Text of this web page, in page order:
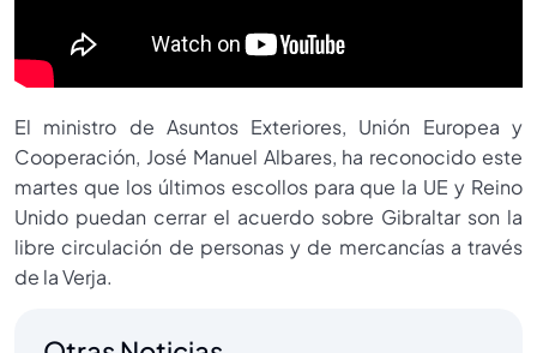
El ministro de Asuntos Exteriores, Unión Europea y
Cooperación, José Manuel Albares, ha reconocido este
martes que los últimos escollos para que la UE y Reino
Unido puedan cerrar el acuerdo sobre Gibraltar son la
libre circulación de personas y de mercancías a través
de la Verja.